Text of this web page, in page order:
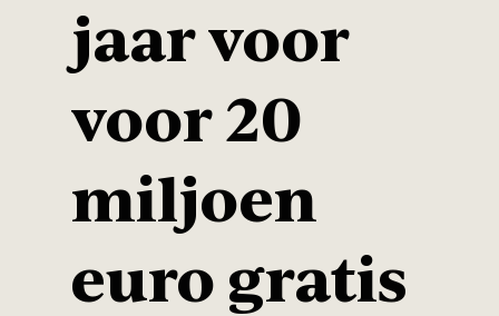
jaar voor
voor 20
miljoen
euro gratis